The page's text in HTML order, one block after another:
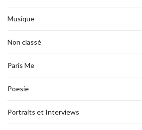
Musique
Non classé
Paris Me
Poesie
Portraits et Interviews